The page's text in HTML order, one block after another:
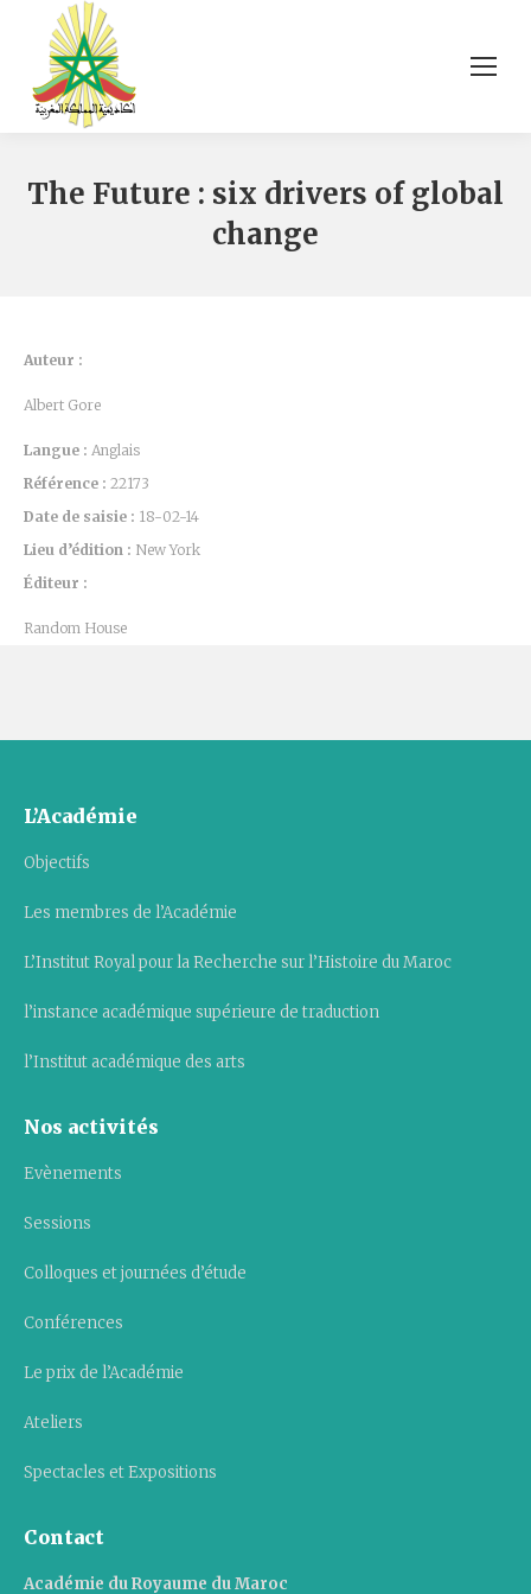
The Future : six drivers of global
change
Auteur :
Albert Gore
Langue : Anglais
Référence : 22173
Date de saisie : 18-02-14
Lieu d’édition : New York
Éditeur :
Random House
L’Académie
Objectifs
Les membres de l’Académie
L’Institut Royal pour la Recherche sur l’Histoire du Maroc
l’instance académique supérieure de traduction
l’Institut académique des arts
Nos activités
Evènements
Sessions
Colloques et journées d’étude
Conférences
Le prix de l’Académie
Ateliers
Spectacles et Expositions
Contact
Académie du Royaume du Maroc